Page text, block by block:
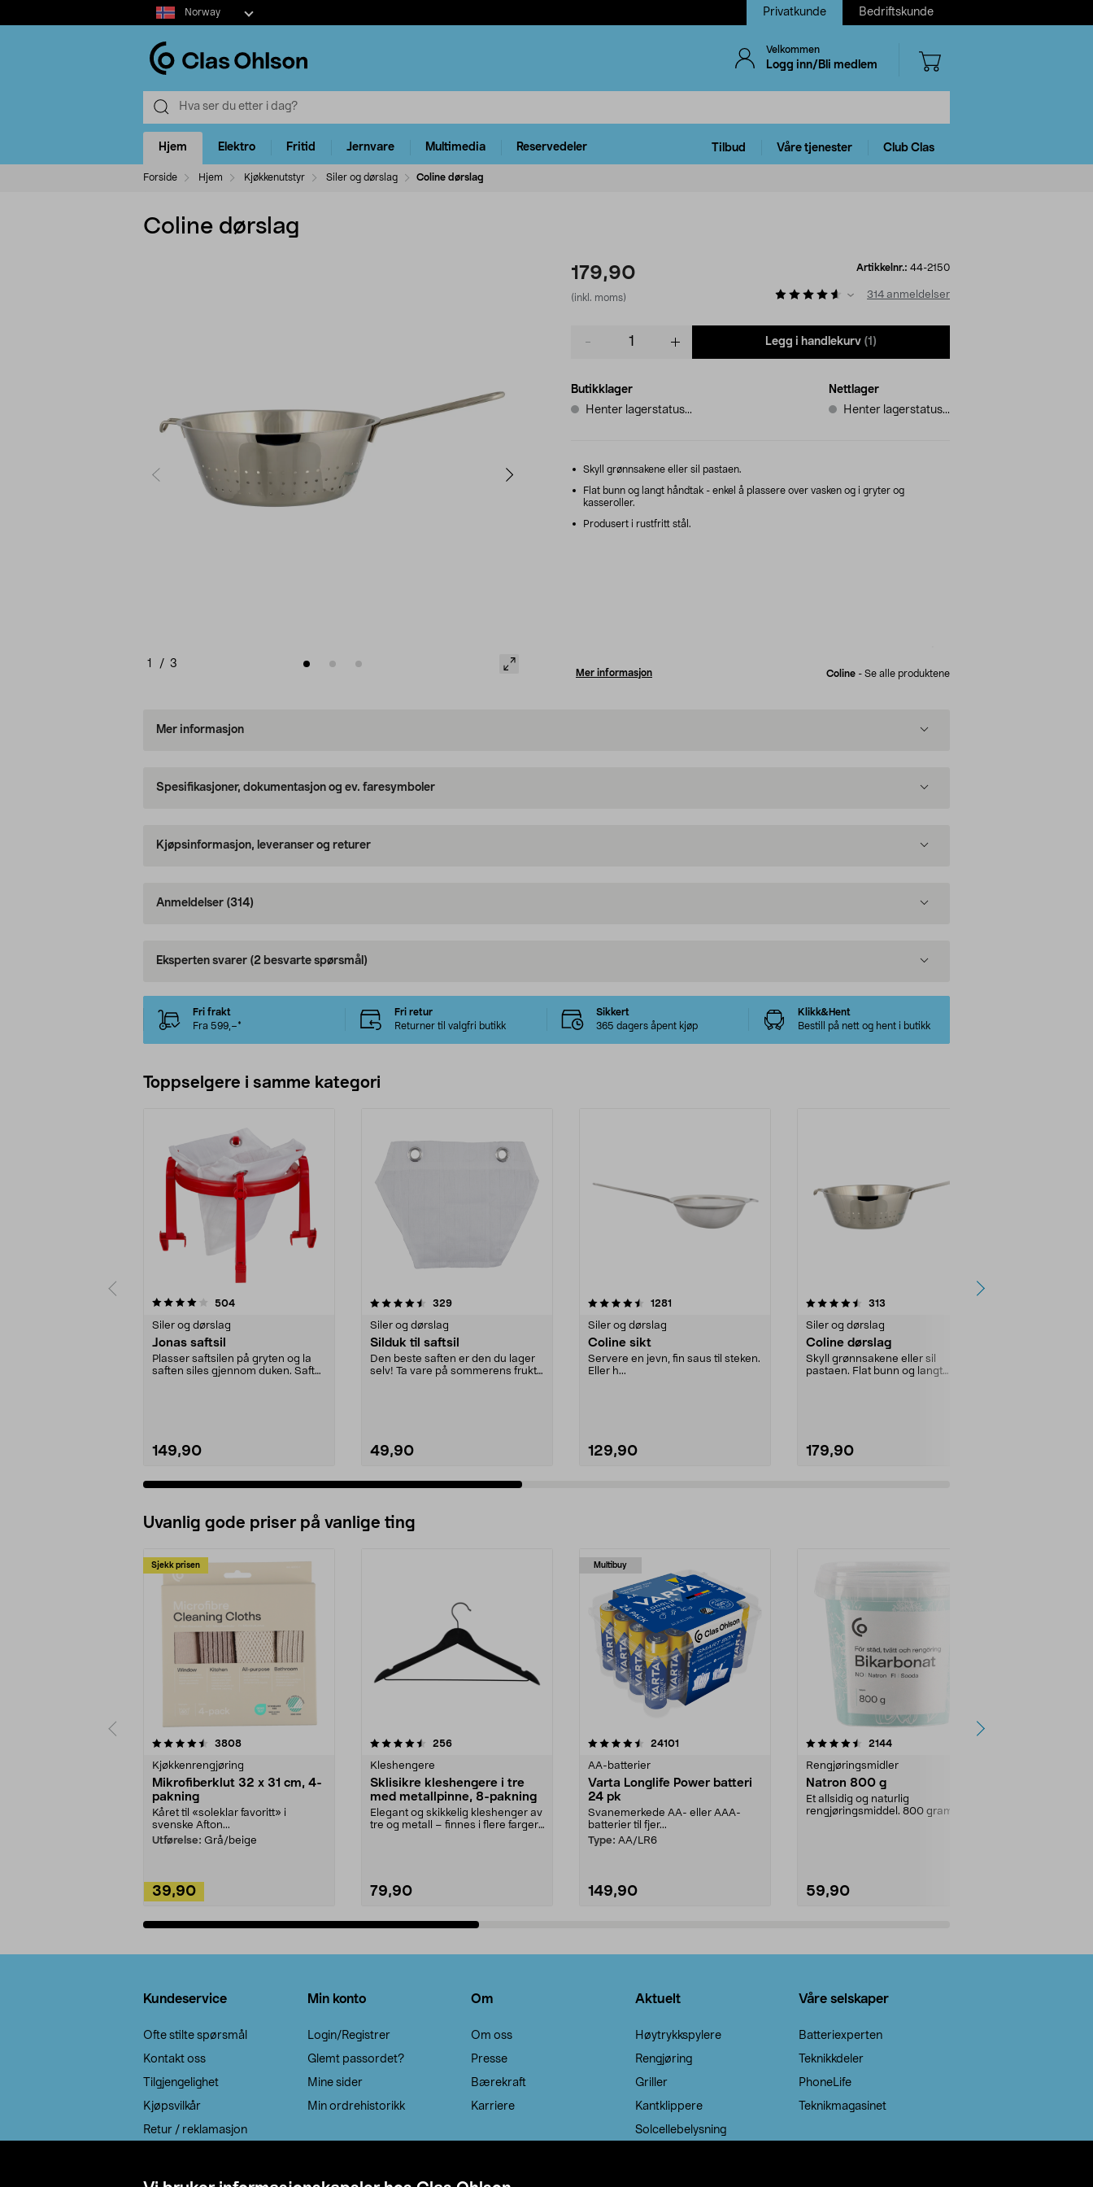
Select
market
Norway Privatkunde Bedriftskunde
Velkommen
Logg inn/Bli medlem
Hjem Elektro Fritid Jernvare Multimedia Reservedeler Tilbud Våre tjenester Club Clas
Forside Hjem Kjøkkenutstyr Siler og dørslag Coline dørslag
Coline dørslag
1 / 3
179,90
(inkl. moms)
Artikkelnr.: 44-2150
314 anmeldelser
Legg i handlekurv (1)
Butikklager
Henter lagerstatus...
Nettlager
Henter lagerstatus...
Skyll grønnsakene eller sil pastaen.
Flat bunn og langt håndtak - enkel å plassere over vasken og i gryter og
kasseroller.
Produsert i rustfritt stål.
Mer informasjon Coline - Se alle produktene
Mer informasjon
Spesifikasjoner, dokumentasjon og ev. faresymboler
Kjøpsinformasjon, leveranser og returer
Anmeldelser (314)
Eksperten svarer (2 besvarte spørsmål)
Fri frakt
Fra 599,–*
Fri retur
Returner til valgfri butikk
Sikkert
365 dagers åpent kjøp
Klikk&Hent
Bestill på nett og hent i butikk
Toppselgere i samme kategori
504anmeldelser
Siler og dørslag
Jonas saftsil
Plasser saftsilen på gryten og la
saften siles gjennom duken. Saftsil
149,90
4.5 av 5 stjerner 329anmeldelser
Siler og dørslag
Silduk til saftsil
Den beste saften er den du lager
selv! Ta vare på sommerens frukt
49,90
4.5 av 5 stjerner 1281
Siler og dørslag
Coline sikt
Servere en jevn, fin saus til steken.
Eller h...
129,90
4.5 av 5 stjerner 313
Siler og dørslag
Coline dørslag
Skyll grønnsakene eller sil
pastaen. Flat bunn og langt
179,90
4.5 av 5 stjerner
Uvanlig gode priser på vanlige ting
Sjekk prisen
3808anmeldelser
Kjøkkenrengjøring
Mikrofiberklut 32 x 31 cm, 4-
pakning
Kåret til «soleklar favoritt» i
svenske Afton...
Utførelse: Grå/beige
39,90
4.5av 5 stjerner 256anmeldelser
Kleshengere
Sklisikre kleshengere i tre
med metallpinne, 8-pakning
Elegant og skikkelig kleshenger av
tre og metall – finnes i flere farger.
79,90
Multibuy
4.5av 5 stjerner 24101
AA-batterier
Varta Longlife Power batteri
24 pk
Svanemerkede AA- eller AAA-
batterier til fjer...
Type: AA/LR6
149,90
4.5av 5 stjerner 2144anmeldelser
Rengjøringsmidler
Natron 800 g
Et allsidig og naturlig
rengjøringsmiddel. 800 gram
59,90
4.0av 5 stjerner
Kundeservice
Ofte stilte spørsmål
Kontakt oss
Tilgjengelighet
Kjøpsvilkår
Retur / reklamasjon
Min konto
Login/Registrer
Glemt passordet?
Mine sider
Min ordrehistorikk
Om
Om oss
Presse
Bærekraft
Karriere
Aktuelt
Høytrykkspylere
Rengjøring
Griller
Kantklippere
Solcellebelysning
Våre selskaper
Batteriexperten
Teknikkdeler
PhoneLife
Teknikmagasinet